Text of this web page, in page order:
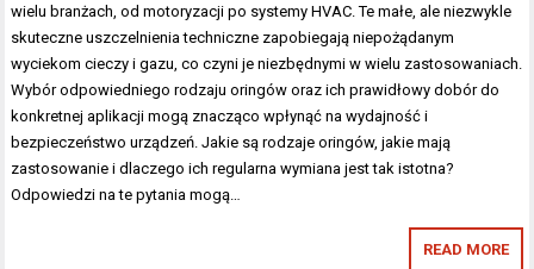
wielu branżach, od motoryzacji po systemy HVAC. Te małe, ale niezwykle
skuteczne uszczelnienia techniczne zapobiegają niepożądanym
wyciekom cieczy i gazu, co czyni je niezbędnymi w wielu zastosowaniach.
Wybór odpowiedniego rodzaju oringów oraz ich prawidłowy dobór do
konkretnej aplikacji mogą znacząco wpłynąć na wydajność i
bezpieczeństwo urządzeń. Jakie są rodzaje oringów, jakie mają
zastosowanie i dlaczego ich regularna wymiana jest tak istotna?
Odpowiedzi na te pytania mogą…
READ MORE